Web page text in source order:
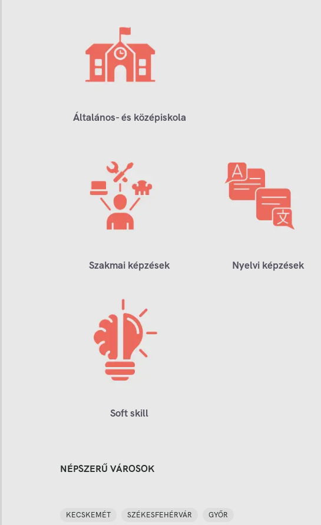
Általános- és középiskola
Szakmai képzések Nyelvi képzések
Soft skill
NÉPSZERŰ VÁROSOK
KECSKEMÉT SZÉKESFEHÉRVÁR GYŐR